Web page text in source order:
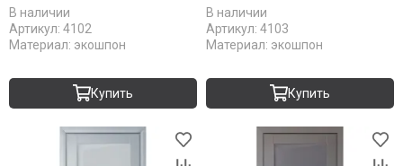
В наличии
Артикул: 4102
Материал: экошпон
Купить
В наличии
Артикул: 4103
Материал: экошпон
Купить